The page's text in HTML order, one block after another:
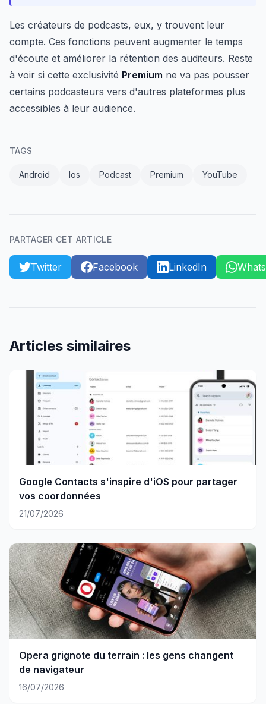
Les créateurs de podcasts, eux, y trouvent leur
compte. Ces fonctions peuvent augmenter le temps
d'écoute et améliorer la rétention des auditeurs. Reste
à voir si cette exclusivité Premium ne va pas pousser
certains podcasteurs vers d'autres plateformes plus
accessibles à leur audience.
TAGS
Android Ios Podcast Premium YouTube
PARTAGER CET ARTICLE
Twitter Facebook LinkedIn
Articles similaires
Google Contacts s'inspire d'iOS pour partager
vos coordonnées
21/07/2026
Opera grignote du terrain : les gens changent
de navigateur
16/07/2026